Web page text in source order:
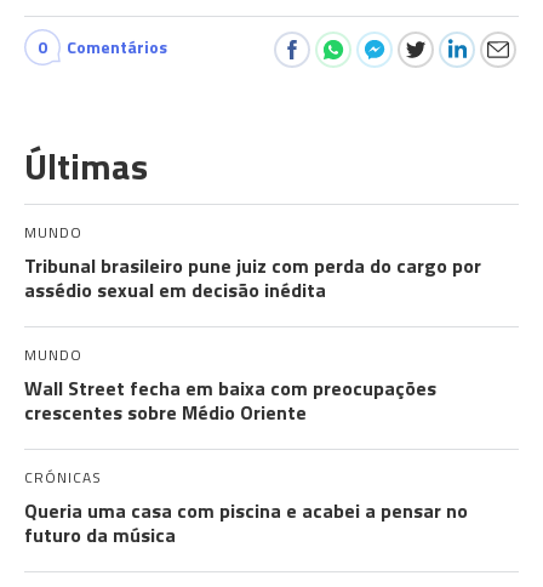
0 Comentários
Últimas
MUNDO
Tribunal brasileiro pune juiz com perda do cargo por
assédio sexual em decisão inédita
MUNDO
Wall Street fecha em baixa com preocupações
crescentes sobre Médio Oriente
CRÓNICAS
Queria uma casa com piscina e acabei a pensar no
futuro da música